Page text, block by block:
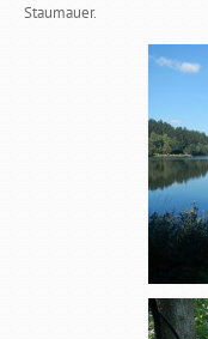
Staumauer.